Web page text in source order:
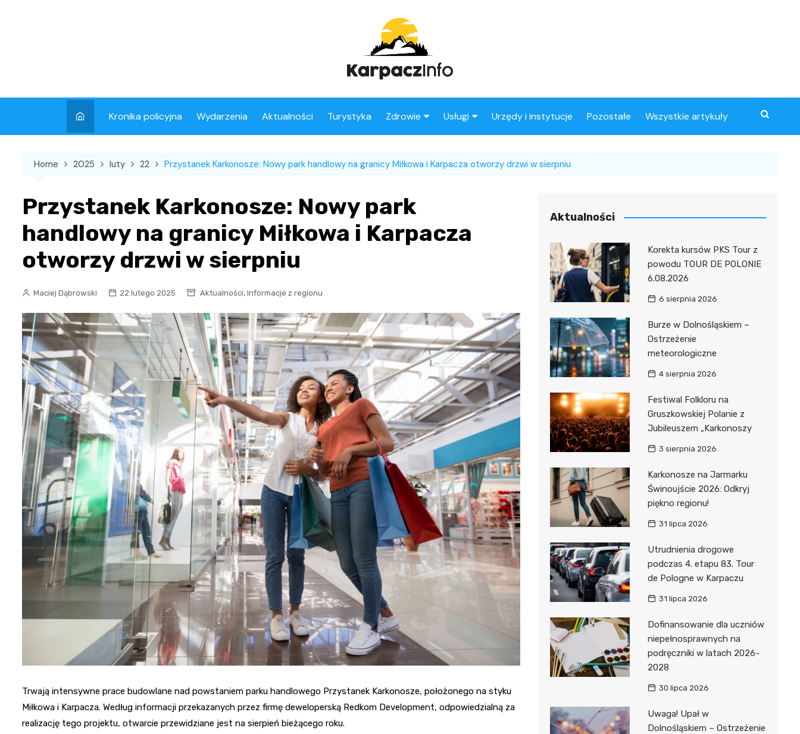
Kronika policyjna Wydarzenia Aktualności Turystyka Zdrowie Usługi
Fryzjer
Urzędy i instytucje Pozostałe Wszystkie artykuły
Home 2025 luty 22 Przystanek Karkonosze: Nowy park handlowy na granicy Miłkowa i Karpacza otworzy drzwi w sierpniu
Przystanek Karkonosze: Nowy park
handlowy na granicy Miłkowa i Karpacza
otworzy drzwi w sierpniu
Maciej Dąbrowski 22 lutego 2025 Aktualności, Informacje z regionu
Trwają intensywne prace budowlane nad powstaniem parku handlowego Przystanek Karkonosze, położonego na styku
Miłkowa i Karpacza. Według informacji przekazanych przez firmę deweloperską Redkom Development, odpowiedzialną za
realizację tego projektu, otwarcie przewidziane jest na sierpień bieżącego roku.
Aktualności
Korekta kursów PKS Tour z
powodu TOUR DE POLONIE
6.08.2026
6 sierpnia 2026
Burze w Dolnośląskiem –
Ostrzeżenie
meteorologiczne
4 sierpnia 2026
Festiwal Folkloru na
Gruszkowskiej Polanie z
Jubileuszem „Karkonoszy
3 sierpnia 2026
Karkonosze na Jarmarku
Świnoujście 2026: Odkryj
piękno regionu!
31 lipca 2026
Utrudnienia drogowe
podczas 4. etapu 83. Tour
de Pologne w Karpaczu
31 lipca 2026
Dofinansowanie dla uczniów
niepełnosprawnych na
podręczniki w latach 2026-
2028
30 lipca 2026
Uwaga! Upał w
Dolnośląskiem – Ostrzeżenie